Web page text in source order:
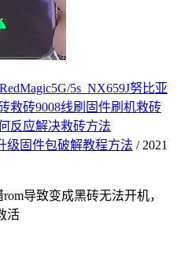
5s_NX659J努比亚
救砖9008线刷固件刷机救砖
反应解决救砖方法
级固件包破解教程方法 / 2021
导致变成黑砖无法开机，
活